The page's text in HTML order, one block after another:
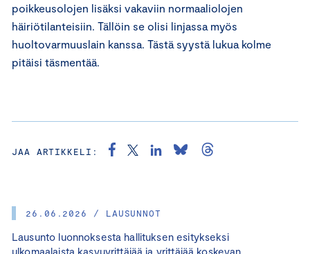
26.06.2026 / LAUSUNNOT
Lausunto luonnoksesta hallituksen esitykseksi
ulkomaalaista kasvuyrittäjää ja yrittäjää koskevan
poikkeusolojen lisäksi vakaviin normaaliolojen
häiriötilanteisiin. Tällöin se olisi linjassa myös
huoltovarmuuslain kanssa. Tästä syystä lukua kolme
pitäisi täsmentää.
JAA ARTIKKELI: